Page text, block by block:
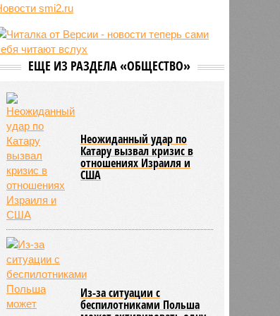
06/08
Euractiv: закрытие границы с
экономики Финляндии
06/08
Минобрнауки осенью примет
решение о правилах приёма на
тайных переговоров
Германии и России в Баку
РИА Новости: цены на
Новости smi2.ru
ЕЩЕ ИЗ РАЗДЕЛА «ОБЩЕСТВО»
Катару вызвал кризис в
отношениях Израиля и
США